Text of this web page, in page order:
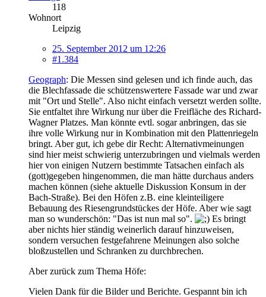
118
Wohnort
Leipzig
25. September 2012 um 12:26
#1.384
Geograph: Die Messen sind gelesen und ich finde auch, das
die Blechfassade die schützenswertere Fassade war und zwar
mit "Ort und Stelle". Also nicht einfach versetzt werden sollte.
Sie entfaltet ihre Wirkung nur über die Freifläche des Richard-
Wagner Platzes. Man könnte evtl. sogar anbringen, das sie
ihre volle Wirkung nur in Kombination mit den Plattenriegeln
bringt. Aber gut, ich gebe dir Recht: Alternativmeinungen
sind hier meist schwierig unterzubringen und vielmals werden
hier von einigen Nutzern bestimmte Tatsachen einfach als
(gott)gegeben hingenommen, die man hätte durchaus anders
machen können (siehe aktuelle Diskussion Konsum in der
Bach-Straße). Bei den Höfen z.B. eine kleinteiligere
Bebauung des Riesengrundstückes der Höfe. Aber wie sagt
man so wunderschön: "Das ist nun mal so".
Es bringt
aber nichts hier ständig weinerlich darauf hinzuweisen,
sondern versuchen festgefahrene Meinungen also solche
bloßzustellen und Schranken zu durchbrechen.
Aber zurück zum Thema Höfe:
Vielen Dank für die Bilder und Berichte. Gespannt bin ich